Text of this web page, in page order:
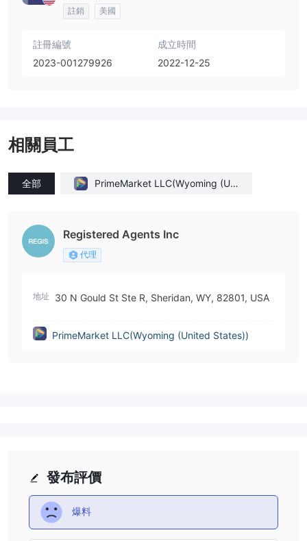
註銷 美國
註冊編號
2023-001279926
成立時間
2022-12-25
相關員工
全部
PrimeMarket LLC(Wyoming (Uni
Registered Agents Inc
代理
地址 30 N Gould St Ste R, Sheridan, WY, 82801, USA
PrimeMarket LLC(Wyoming (United States))
發布評價
爆料